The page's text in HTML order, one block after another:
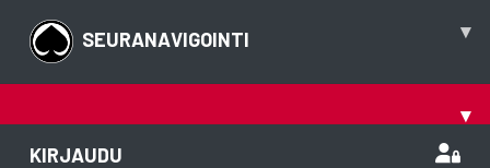
SEURANAVIGOINTI ▾
▾
KIRJAUDU